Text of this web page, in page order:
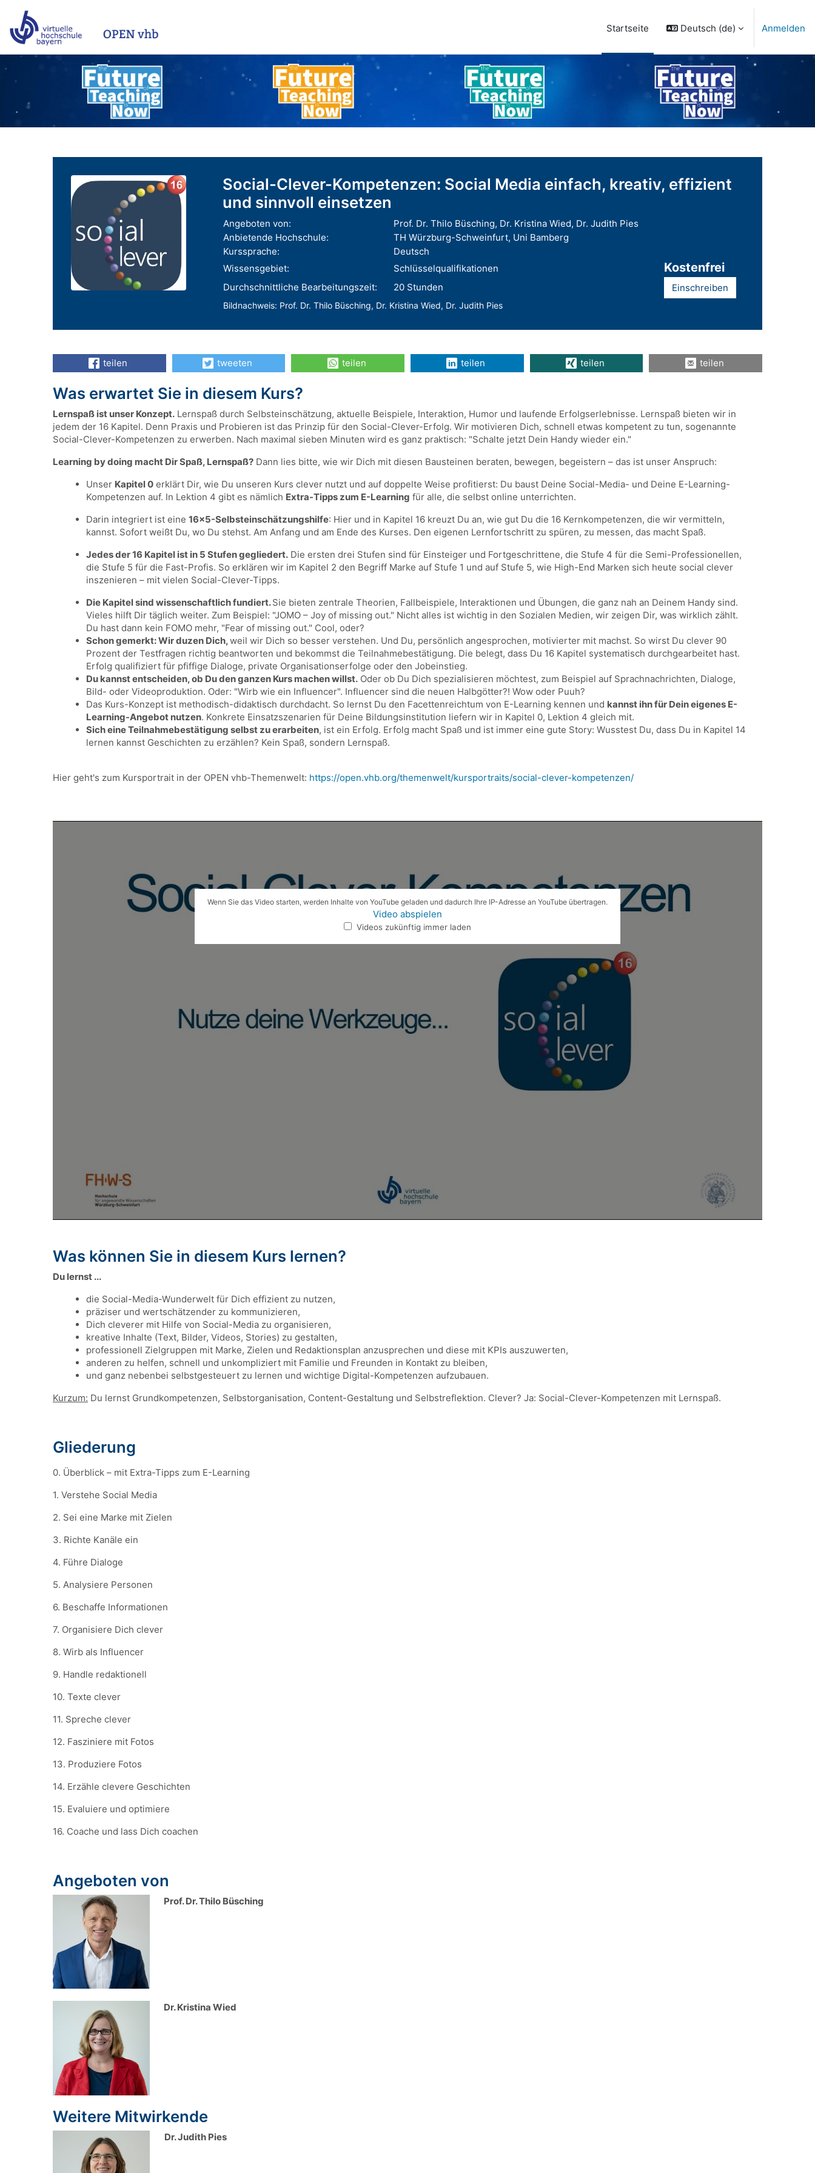
Startseite
Deutsch ‎(de)‎ Anmelden
Social-Clever-Kompetenzen: Social Media einfach, kreativ, effizient
und sinnvoll einsetzen
Angeboten von:
Prof. Dr. Thilo Büsching, Dr. Kristina Wied, Dr. Judith Pies
Anbietende Hochschule:
TH Würzburg-Schweinfurt, Uni Bamberg
Kurssprache:
Deutsch
Wissensgebiet:
Schlüsselqualifikationen Kostenfrei
Durchschnittliche Bearbeitungszeit: 20 Stunden Einschreiben
Bildnachweis: Prof. Dr. Thilo Büsching, Dr. Kristina Wied, Dr. Judith Pies
teilen tweeten teilen teilen teilen teilen
Was erwartet Sie in diesem Kurs?
Lernspaß ist unser Konzept. Lernspaß durch Selbsteinschätzung, aktuelle Beispiele, Interaktion, Humor und laufende Erfolgserlebnisse. Lernspaß bieten wir in
jedem der 16 Kapitel. Denn Praxis und Probieren ist das Prinzip für den Social-Clever-Erfolg. Wir motivieren Dich, schnell etwas kompetent zu tun, sogenannte
Social-Clever-Kompetenzen zu erwerben. Nach maximal sieben Minuten wird es ganz praktisch: "Schalte jetzt Dein Handy wieder ein."
Learning by doing macht Dir Spaß, Lernspaß? Dann lies bitte, wie wir Dich mit diesen Bausteinen beraten, bewegen, begeistern – das ist unser Anspruch:
Unser Kapitel 0 erklärt Dir, wie Du unseren Kurs clever nutzt und auf doppelte Weise profitierst: Du baust Deine Social-Media- und Deine E-Learning-
Kompetenzen auf. In Lektion 4 gibt es nämlich Extra-Tipps zum E-Learning für alle, die selbst online unterrichten.
Darin integriert ist eine 16x5-Selbsteinschätzungshilfe: Hier und in Kapitel 16 kreuzt Du an, wie gut Du die 16 Kernkompetenzen, die wir vermitteln,
kannst. Sofort weißt Du, wo Du stehst. Am Anfang und am Ende des Kurses. Den eigenen Lernfortschritt zu spüren, zu messen, das macht Spaß.
Jedes der 16 Kapitel ist in 5 Stufen gegliedert. Die ersten drei Stufen sind für Einsteiger und Fortgeschrittene, die Stufe 4 für die Semi-Professionellen,
die Stufe 5 für die Fast-Profis. So erklären wir im Kapitel 2 den Begriff Marke auf Stufe 1 und auf Stufe 5, wie High-End Marken sich heute social clever
inszenieren – mit vielen Social-Clever-Tipps.
Die Kapitel sind wissenschaftlich fundiert.Sie bieten zentrale Theorien, Fallbeispiele, Interaktionen und Übungen, die ganz nah an Deinem Handy sind.
Vieles hilft Dir täglich weiter. Zum Beispiel: "JOMO – Joy of missing out." Nicht alles ist wichtig in den Sozialen Medien, wir zeigen Dir, was wirklich zählt.
Du hast dann kein FOMO mehr, "Fear of missing out." Cool, oder?
Schon gemerkt: Wir duzen Dich,weil wir Dich so besser verstehen. Und Du, persönlich angesprochen, motivierter mit machst. So wirst Du clever 90
Prozent der Testfragen richtig beantworten und bekommst die Teilnahmebestätigung. Die belegt, dass Du 16 Kapitel systematisch durchgearbeitet hast.
Erfolg qualifiziert für pfiffige Dialoge, private Organisationserfolge oder den Jobeinstieg.
Du kannst entscheiden, ob Du den ganzen Kurs machen willst. Oder ob Du Dich spezialisieren möchtest, zum Beispiel auf Sprachnachrichten, Dialoge,
Bild- oder Videoproduktion. Oder: "Wirb wie ein Influencer". Influencer sind die neuen Halbgötter?! Wow oder Puuh?
Das Kurs-Konzept ist methodisch-didaktisch durchdacht. So lernst Du den Facettenreichtum von E-Learning kennen und kannst ihn für Dein eigenes E-
Learning-Angebot nutzen. Konkrete Einsatzszenarien für Deine Bildungsinstitution liefern wir in Kapitel 0, Lektion 4 gleich mit.
Sich eine Teilnahmebestätigung selbst zu erarbeiten, ist ein Erfolg. Erfolg macht Spaß und ist immer eine gute Story: Wusstest Du, dass Du in Kapitel 14
lernen kannst Geschichten zu erzählen? Kein Spaß, sondern Lernspaß.
Hier geht's zum Kursportrait in der OPEN vhb-Themenwelt: https://open.vhb.org/themenwelt/kursportraits/social-clever-kompetenzen/
Wenn Sie das Video starten, werden Inhalte von YouTube geladen und dadurch Ihre IP-Adresse an YouTube übertragen.
Video abspielen
Videos zukünftig immer laden
Was können Sie in diesem Kurs lernen?
Du lernst ...
die Social-Media-Wunderwelt für Dich effizient zu nutzen,
präziser und wertschätzender zu kommunizieren,
Dich cleverer mit Hilfe von Social-Media zu organisieren,
kreative Inhalte (Text, Bilder, Videos, Stories) zu gestalten,
professionell Zielgruppen mit Marke, Zielen und Redaktionsplan anzusprechen und diese mit KPIs auszuwerten,
anderen zu helfen, schnell und unkompliziert mit Familie und Freunden in Kontakt zu bleiben,
und ganz nebenbei selbstgesteuert zu lernen und wichtige Digital-Kompetenzen aufzubauen.
Kurzum: Du lernst Grundkompetenzen, Selbstorganisation, Content-Gestaltung und Selbstreflektion. Clever? Ja: Social-Clever-Kompetenzen mit Lernspaß.
Gliederung
0. Überblick – mit Extra-Tipps zum E-Learning
1. Verstehe Social Media
2. Sei eine Marke mit Zielen
3. Richte Kanäle ein
4. Führe Dialoge
5. Analysiere Personen
6. Beschaffe Informationen
7. Organisiere Dich clever
8. Wirb als Influencer
9. Handle redaktionell
10. Texte clever
11. Spreche clever
12. Fasziniere mit Fotos
13. Produziere Fotos
14. Erzähle clevere Geschichten
15. Evaluiere und optimiere
16. Coache und lass Dich coachen
Angeboten von
Prof. Dr. Thilo Büsching
Dr. Kristina Wied
Weitere Mitwirkende
Dr. Judith Pies